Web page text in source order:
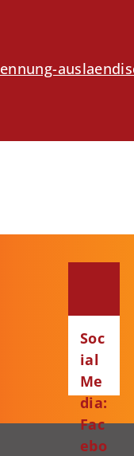
Soc
ial
Me
dia:
Fac
ebo